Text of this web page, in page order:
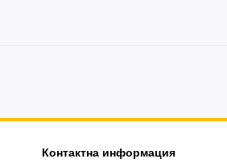
Контактна информация